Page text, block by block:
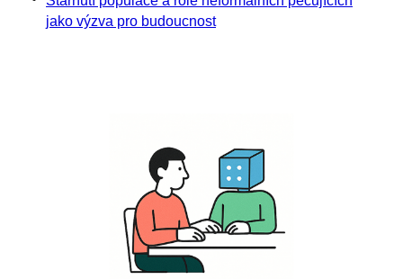
jako výzva pro budoucnost​